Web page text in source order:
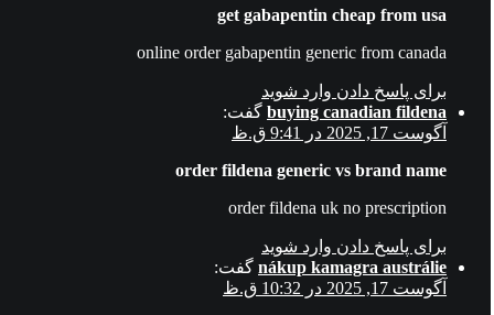
get gabapentin cheap from usa
online order gabapentin generic from canada
برای پاسخ دادن وارد شوید
buying canadian fildena گفت:
آگوست 17, 2025 در 9:41 ق.ظ
order fildena generic vs brand name
order fildena uk no prescription
برای پاسخ دادن وارد شوید
nákup kamagra austrálie گفت:
آگوست 17, 2025 در 10:32 ق.ظ